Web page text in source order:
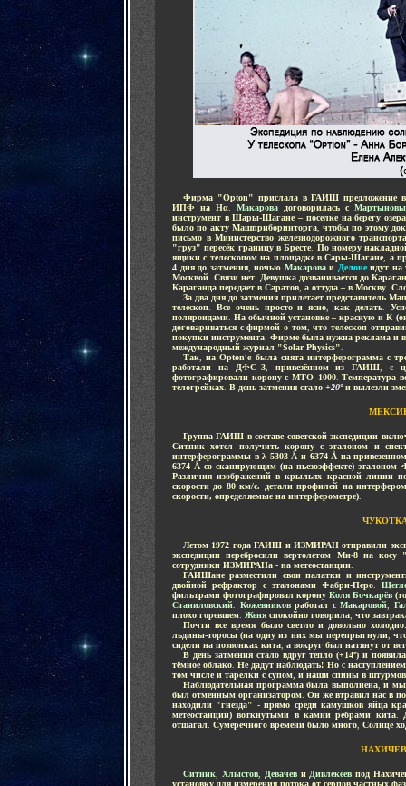
Фирма "Opton" прислала в ГАИШ предложение
ИПФ на Нα
Макарова договорилась с
инструмент в Шары-Шагане – поселке на берегу
было по акту Машприборинторга, чтобы по этому
письмо в Министерство железнодорожного
"груз" пересёк границу в Бресте
По номеру
ящики с телескопом на площадке в Сары-Шагане
а
4 дня до затмения, ночью Макароваи Делонеидут на
Москвой Связи нет
Девушка дозванивается до
Караганда передает в Саратов а оттуда – в Москву
За два дня до затмения прилетает представитель
телескоп
Все очень просто и ясно ,как делать
поляроидами .На обычной установке – красную и К (
договариваться с фирмой о том,что телескоп
покупки инструмента .Фирме была нужна реклама и
международный журнал "Solar Physics"
Так ,на Opton′е была снята интерферограмма с
работали на ДФС–3, привезённом из ГАИШ ,с
фотографировали корону с МТО–1000.Температура
телогрейках В день затмения стало +20ºи вылезли
Группа ГАИШ в составе советской экспедиции
Ситник хотел получить корону с эталоном и
интерферограммы в λ 5303 Å и 6374 Å на привезенном
6374 Å со сканирующим(на пьезоэффекте)эталоном
Различия изображений в крыльях красной линии
скорости до 80 км/с. детали профилей на
скорости, определяемые на интерферометре)
Летом 1972 года ГАИШ и ИЗМИРАН отправили
экспедиции перебросили вертолетом Ми-8 на косу
сотрудники ИЗМИРАНа - на метеостанции
ГАИШане разместили свои палатки и
двойной рефрактор с эталонами Фабри-Перо
фильтрами фотографировал корону Коля Бочкарёв
Станиловский
Кожевниковработал сМакаровой ,
плохо горевшем Женя спокойно говорила что
Почти все время было светло и довольно холодно
льдины-торосы (на одну из них мы перепрыгнули,
сидели на позвонках кита а вокруг был натянут от
В день затмения стало вдруг тепло (+14º) и
тёмное облако Не дадут наблюдать! Но с
том числе и тарелки с супом и наши спины в
Наблюдательная программа была выполнена,и мы
был отменным организатором .Он же втравил нас в
находили "гнезда" - прямо среди камушков яйца
метеостанции) воткнутыми в камни ребрами кита.
отшагал Сумеречного времени было много Солнце
Ситник Хлыстов, Девачеви Дивлекеев под
установку для измерения потока от серпов частных